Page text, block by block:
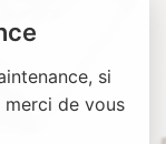
si
merci de vous